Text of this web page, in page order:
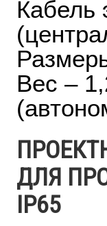
Кабель
Вес –
ДЛЯ
IP65